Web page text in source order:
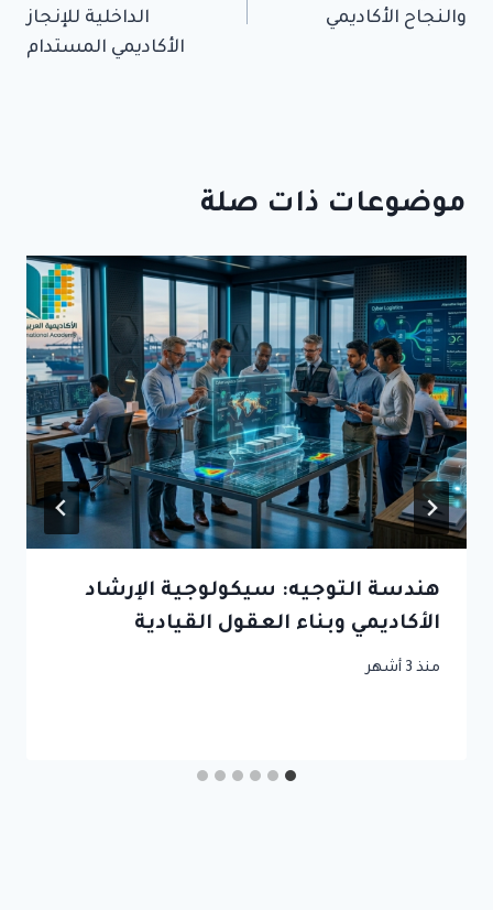
والنجاح الأكاديمي
الداخلية للإنجاز
الأكاديمي المستدام
موضوعات ذات صلة
هندسة التوجيه: سيكولوجية الإرشاد
الأكاديمي وبناء العقول القيادية
منذ 3 أشهر